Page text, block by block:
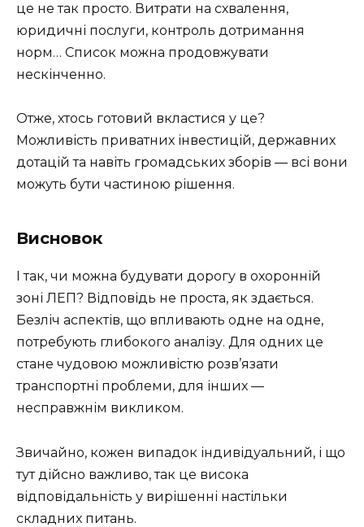
це не так просто. Витрати на схвалення,
юридичні послуги, контроль дотримання
норм… Список можна продовжувати
нескінченно.
Отже, хтось готовий вкластися у це?
Можливість приватних інвестицій, державних
дотацій та навіть громадських зборів — всі вони
можуть бути частиною рішення.
Висновок
І так, чи можна будувати дорогу в охоронній
зоні ЛЕП? Відповідь не проста, як здається.
Безліч аспектів, що впливають одне на одне,
потребують глибокого аналізу. Для одних це
стане чудовою можливістю розв’язати
транспортні проблеми, для інших —
несправжнім викликом.
Звичайно, кожен випадок індивідуальний, і що
тут дійсно важливо, так це висока
відповідальність у вирішенні настільки
складних питань.